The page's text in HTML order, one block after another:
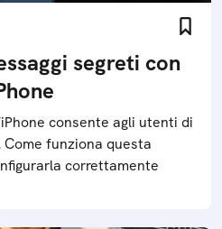
segreti con
consente agli utenti di
Come funziona questa
correttamente